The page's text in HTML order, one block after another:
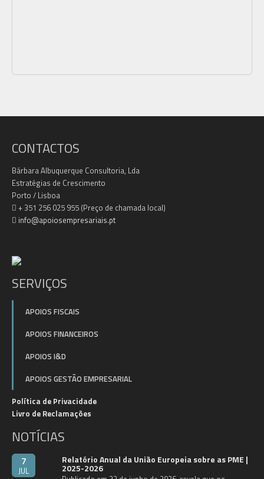
CONTACTOS
Bárbara Albuquerque Consultoria, Lda
Estratégias de Crescimento
Porto / Lisboa
+ 351 256 025 955 (Preço de chamada local)
info@apoiosempresariais.pt
SERVIÇOS
APOIOS FISCAIS
APOIOS FINANCEIROS
APOIOS I&D
APOIOS GESTÃO EMPRESARIAL
Política de Privacidade
Livro de Reclamações
NOTÍCIAS
7
JUL
Relatório Anual da União Europeia sobre as PME |
2025-2026